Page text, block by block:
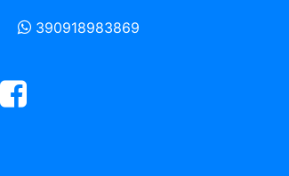
390918983869
Facebook